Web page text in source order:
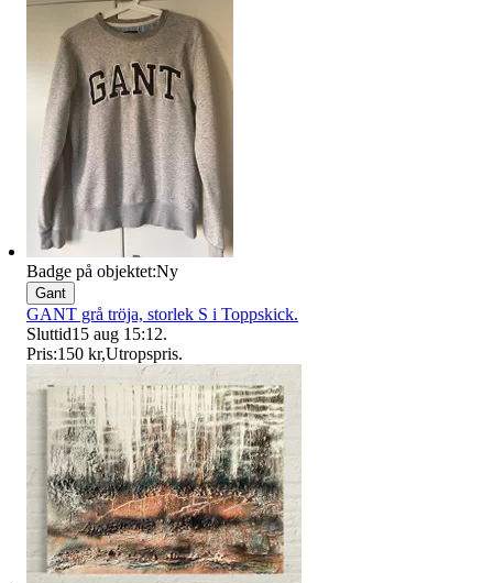
Badge på objektet:Ny
Gant
GANT grå tröja, storlek S i Toppskick.
Sluttid15 aug 15:12.
Pris:150 kr,Utropspris.